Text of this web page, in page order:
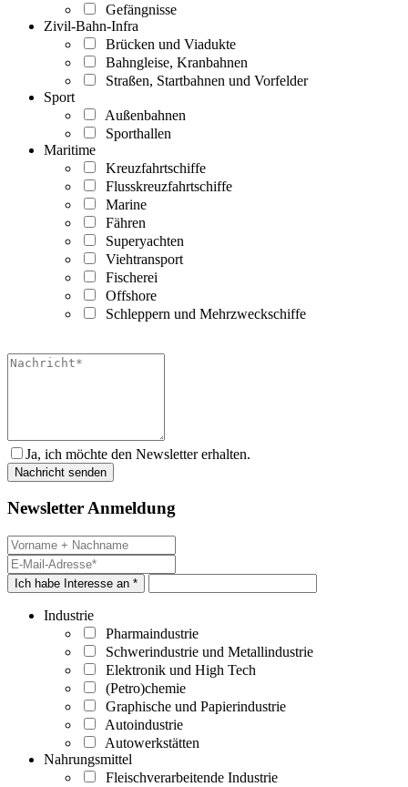
Gefängnisse
Zivil-Bahn-Infra
Brücken und Viadukte
Bahngleise, Kranbahnen
Straßen, Startbahnen und Vorfelder
Sport
Außenbahnen
Sporthallen
Maritime
Kreuzfahrtschiffe
Flusskreuzfahrtschiffe
Marine
Fähren
Superyachten
Viehtransport
Fischerei
Offshore
Schleppern und Mehrzweckschiffe
Ja, ich möchte den Newsletter erhalten.
Newsletter Anmeldung
Ich habe Interesse an *
Industrie
Pharmaindustrie
Schwerindustrie und Metallindustrie
Elektronik und High Tech
(Petro)chemie
Graphische und Papierindustrie
Autoindustrie
Autowerkstätten
Nahrungsmittel
Fleischverarbeitende Industrie